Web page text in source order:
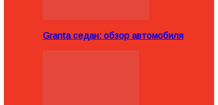
Granta седан: обзор автомобиля